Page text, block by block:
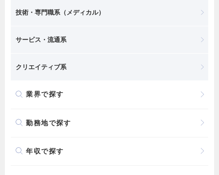
技術・専門職系（メディカル）
サービス・流通系
クリエイティブ系
業界で探す
勤務地で探す
年収で探す